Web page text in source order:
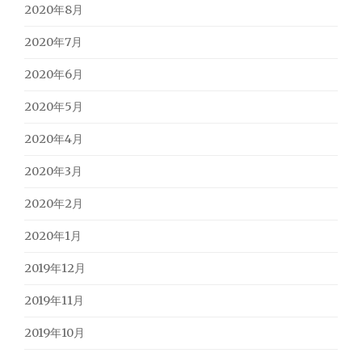
2020年8月
2020年7月
2020年6月
2020年5月
2020年4月
2020年3月
2020年2月
2020年1月
2019年12月
2019年11月
2019年10月